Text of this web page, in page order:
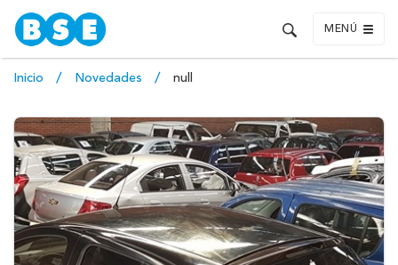
MENÚ
Inicio Novedades null